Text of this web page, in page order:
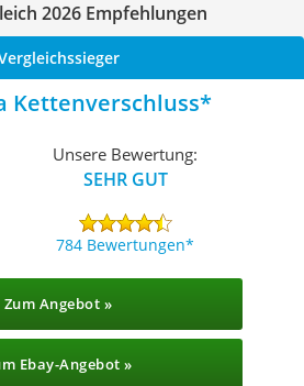
2026 Empfehlungen
Kettenverschluss
Unsere Bewertung:
SEHR GUT
784 Bewertungen
Zum Angebot »
Ebay-Angebot »